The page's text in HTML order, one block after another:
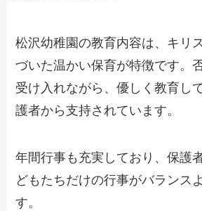
松沢幼稚園の教育内容は、キリ
づいた温かい保育が特徴です。
受け入れながら、優しく教育し
護者から支持されています。
年間行事も充実しており、保護
どもたちだけの行事がバランス
す。